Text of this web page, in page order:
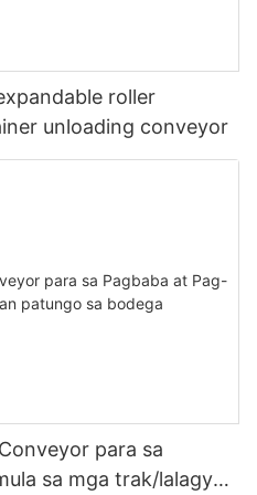
roller
unloading conveyor
para sa
sa mga trak/lalagyan